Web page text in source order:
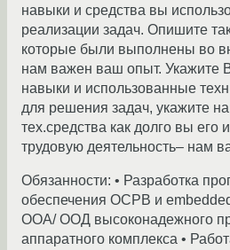
навыки и средства вы
реализации задач. Опишите
которые были выполнены во
нам важен ваш опыт. Укажите
навыки и использованные
для решения задач, укажите
тех.средства как долго вы его
трудовую деятельность– нам
Обязанности: • Разработка
обеспечения ОСРВ и
ООА/ ООД высоконадежного
аппаратного комплекса •